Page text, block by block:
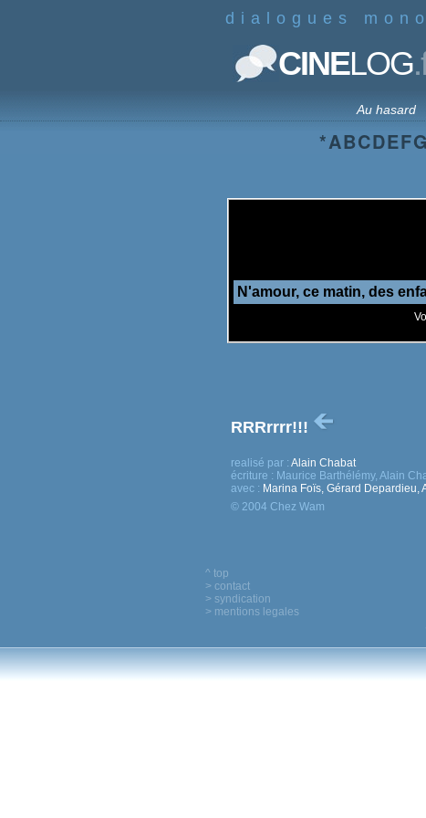
dialogues
CINELOG
Au hasard
*ABCDEFG
RRRrrrr!!!
realisé par : Alain Chabat
écriture : Maurice Barthélémy, Alain
avec : Marina Foïs, Gérard Depardieu,
© 2004 Chez Wam
^ top
> contact
> syndication
> mentions legales